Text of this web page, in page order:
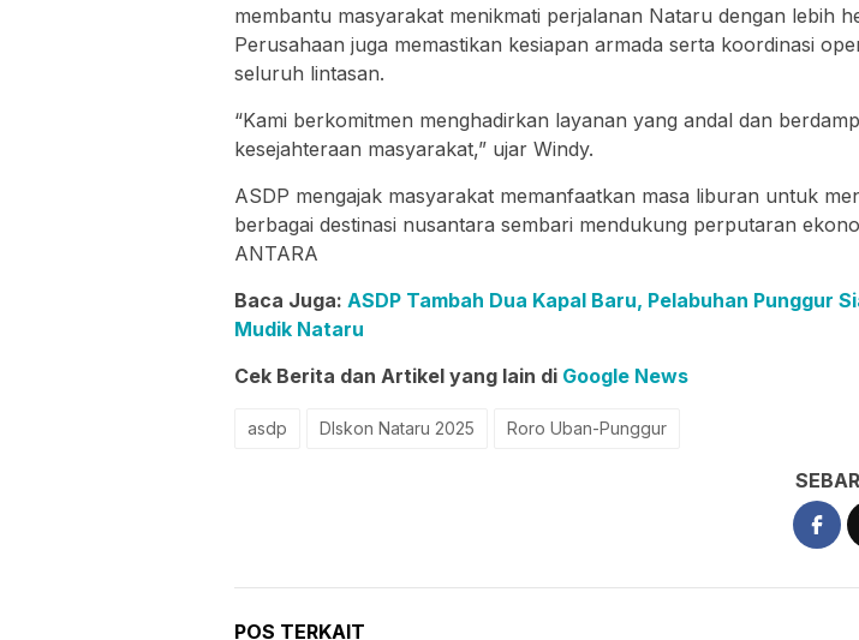
membantu masyarakat menikmati perjalanan Nataru dengan lebih
Perusahaan juga memastikan kesiapan armada serta koordinasi
seluruh lintasan.
“Kami berkomitmen menghadirkan layanan yang andal dan
kesejahteraan masyarakat,” ujar Windy.
ASDP mengajak masyarakat memanfaatkan masa liburan untuk
berbagai destinasi nusantara sembari mendukung perputaran
ANTARA
Baca Juga: ASDP Tambah Dua Kapal Baru, Pelabuhan Punggur
Mudik Nataru
Cek Berita dan Artikel yang lain di Google News
asdp DIskon Nataru 2025 Roro Uban-Punggur
POS TERKAIT